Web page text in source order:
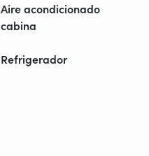
Aire acondicionado
cabina
Refrigerador